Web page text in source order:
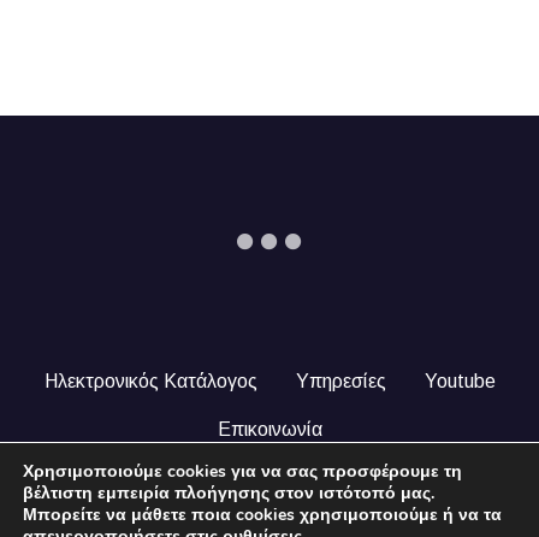
Ηλεκτρονικός Κατάλογος Υπηρεσίες Youtube
Επικοινωνία
© 2024 COPYRIGHT ILEKTRONIKOSKATALOGOS.GR. ALL
RIGHTS RESERVED.
Χρησιμοποιούμε cookies για να σας προσφέρουμε τη
βέλτιστη εμπειρία πλοήγησης στον ιστότοπό μας.
Μπορείτε να μάθετε ποια cookies χρησιμοποιούμε ή να τα